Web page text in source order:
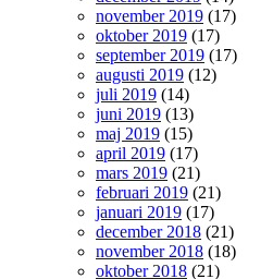
november 2019 (17)
oktober 2019 (17)
september 2019 (17)
augusti 2019 (12)
juli 2019 (14)
juni 2019 (13)
maj 2019 (15)
april 2019 (17)
mars 2019 (21)
februari 2019 (21)
januari 2019 (17)
december 2018 (21)
november 2018 (18)
oktober 2018 (21)